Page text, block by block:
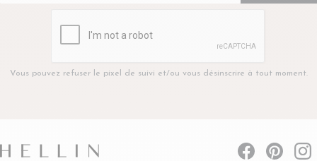
Vous pouvez refuser le pixel de suivi et/ou vous désinscrire à tout moment.